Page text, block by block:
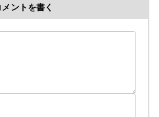
メントを書く